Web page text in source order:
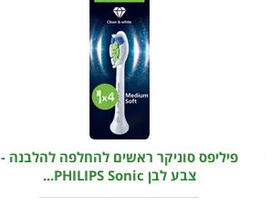
פיליפס סוניקר ראשים להחלפה להלבנה -
צבע לבן PHILIPS Sonic...